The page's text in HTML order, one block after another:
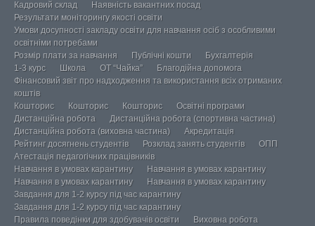
Кадровий склад
Наявність вакантних посад
Результати моніторингу якості освіти
Умови досупності закладу освіти для навчання осіб з особливими
освітніми потребами
Розмір плати за навчання
Публічні кошти
Бухгалтерія
1-3 курс
Школа ОТ “Чайка”
Благодійна допомога
Фінансовий звіт про надходження та використання всіх отриманих
коштів
Кошторис
Кошторис Кошторис
Освітні програми
Дистанційна робота
Дистанційна робота (спортивна частина)
Дистанційна робота (виховна частина)
Акредитація
Рейтинг досягнень студентів
Розклад занять студентів
ОПП
Атестація педагогічних працівників
Навчання в умовах карантину
Навчання в умовах карантину
Навчання в умовах карантину
Навчання в умовах карантину
Завдання для 1-2 курсу під час карантину
Завдання для 1-2 курсу під час карантину
Правила поведінки для здобувачів освіти
Виховна робота